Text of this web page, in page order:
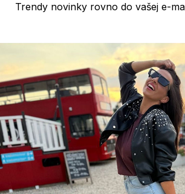
Trendy novinky rovno do vašej e-